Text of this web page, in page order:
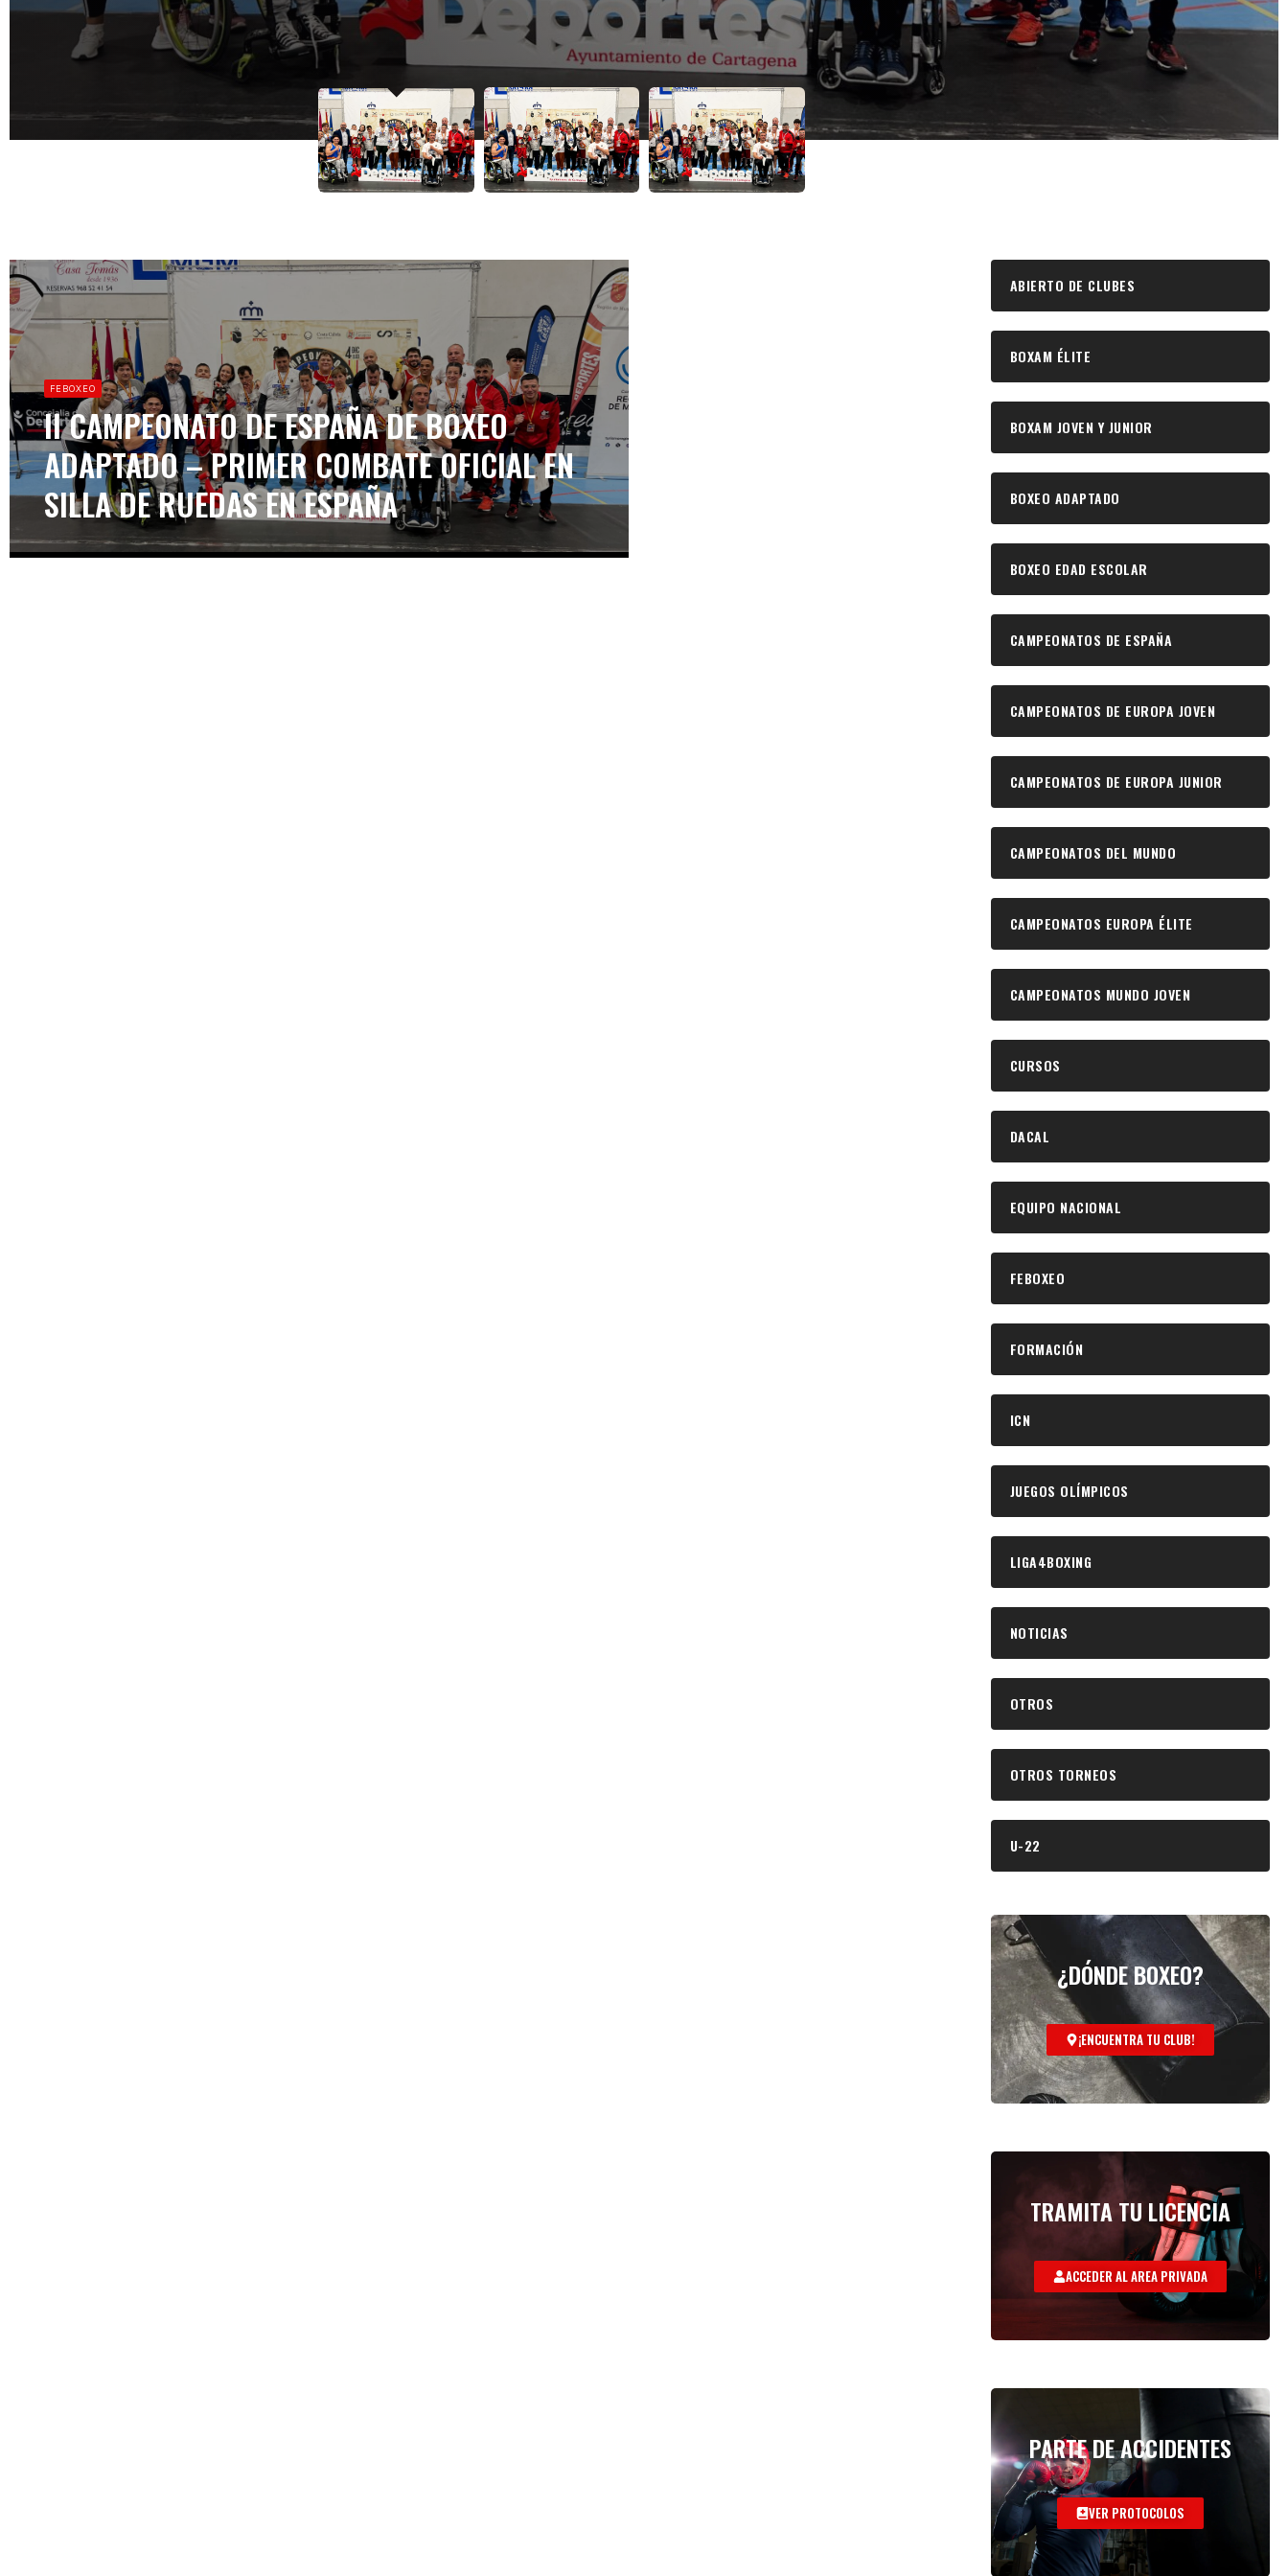
EL PRIMER COMBATE EN SILLA DE RUEDAS Y
05/12/2024
FEBOXEO
II CAMPEONATO DE ESPAÑA DE BOXEO
ADAPTADO – PRIMER COMBATE OFICIAL EN
SILLA DE RUEDAS EN ESPAÑA
ABIERTO DE CLUBES
BOXAM ÉLITE
BOXAM JOVEN Y JUNIOR
BOXEO ADAPTADO
BOXEO EDAD ESCOLAR
CAMPEONATOS DE ESPAÑA
CAMPEONATOS DE EUROPA JOVEN
CAMPEONATOS DE EUROPA JUNIOR
CAMPEONATOS DEL MUNDO
CAMPEONATOS EUROPA ÉLITE
CAMPEONATOS MUNDO JOVEN
CURSOS
DACAL
EQUIPO NACIONAL
FEBOXEO
FORMACIÓN
ICN
JUEGOS OLÍMPICOS
LIGA4BOXING
NOTICIAS
OTROS
OTROS TORNEOS
U-22
¿DÓNDE BOXEO?
¡ENCUENTRA TU CLUB!
TRAMITA TU LICENCIA
ACCEDER AL AREA PRIVADA
PARTE DE ACCIDENTES
VER PROTOCOLOS